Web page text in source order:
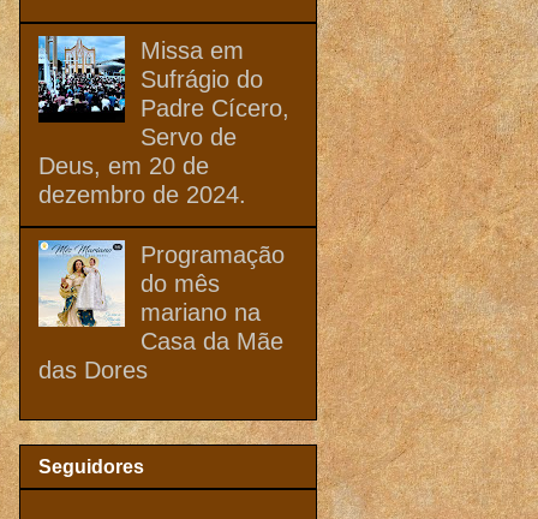
Missa em
Sufrágio do
Padre Cícero,
Servo de
Deus, em 20 de
dezembro de 2024.
Programação
do mês
mariano na
Casa da Mãe
das Dores
Seguidores